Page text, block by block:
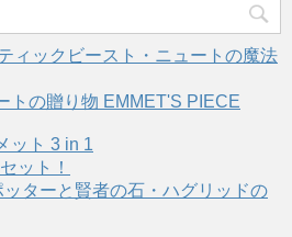
ィックビースト・ニュートの魔法
トの贈り物 EMMET'S PIECE
ット 3 in 1
ット！
ターと賢者の石・ハグリッドの